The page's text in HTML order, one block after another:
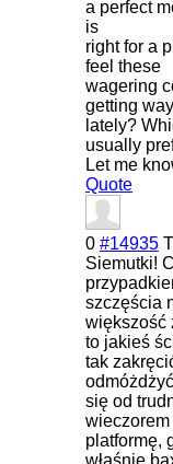
a perfect
is
right for a
feel these
wagering
getting
lately?
usually
Let me
Quote
0 #14935
Siemutki!
szczęścia
większość
to jakieś
tak
odmóżdżyć
się od
wieczorem
platformę,
właśnie